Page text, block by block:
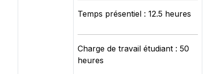
Temps présentiel : 12.5 heures
Charge de travail étudiant : 50
heures